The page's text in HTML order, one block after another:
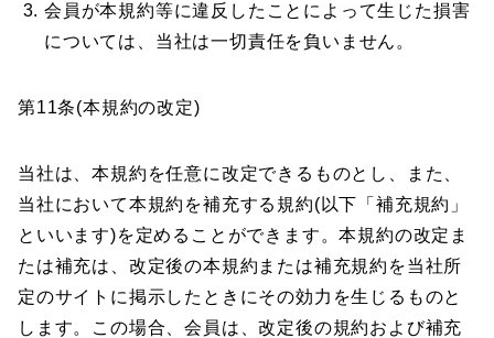
会員が本規約等に違反したことによって生じた損害
については、当社は一切責任を負いません。
第11条(本規約の改定)
当社は、本規約を任意に改定できるものとし、また、
当社において本規約を補充する規約(以下「補充規約」
といいます)を定めることができます。本規約の改定ま
たは補充は、改定後の本規約または補充規約を当社所
定のサイトに掲示したときにその効力を生じるものと
します。この場合、会員は、改定後の規約および補充